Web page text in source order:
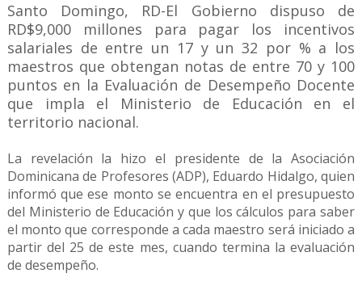
Santo Domingo, RD-El Gobierno dispuso de
RD$9,000 millones para pagar los incentivos
salariales de entre un 17 y un 32 por % a los
maestros que obtengan notas de entre 70 y 100
puntos en la Evaluación de Desempeño Docente
que impla el Ministerio de Educación en el
territorio nacional.
La revelación la hizo el presidente de la Asociación
Dominicana de Profesores (ADP), Eduardo Hidalgo, quien
informó que ese monto se encuentra en el presupuesto
del Ministerio de Educación y que los cálculos para saber
el monto que corresponde a cada maestro será iniciado a
partir del 25 de este mes, cuando termina la evaluación
de desempeño.